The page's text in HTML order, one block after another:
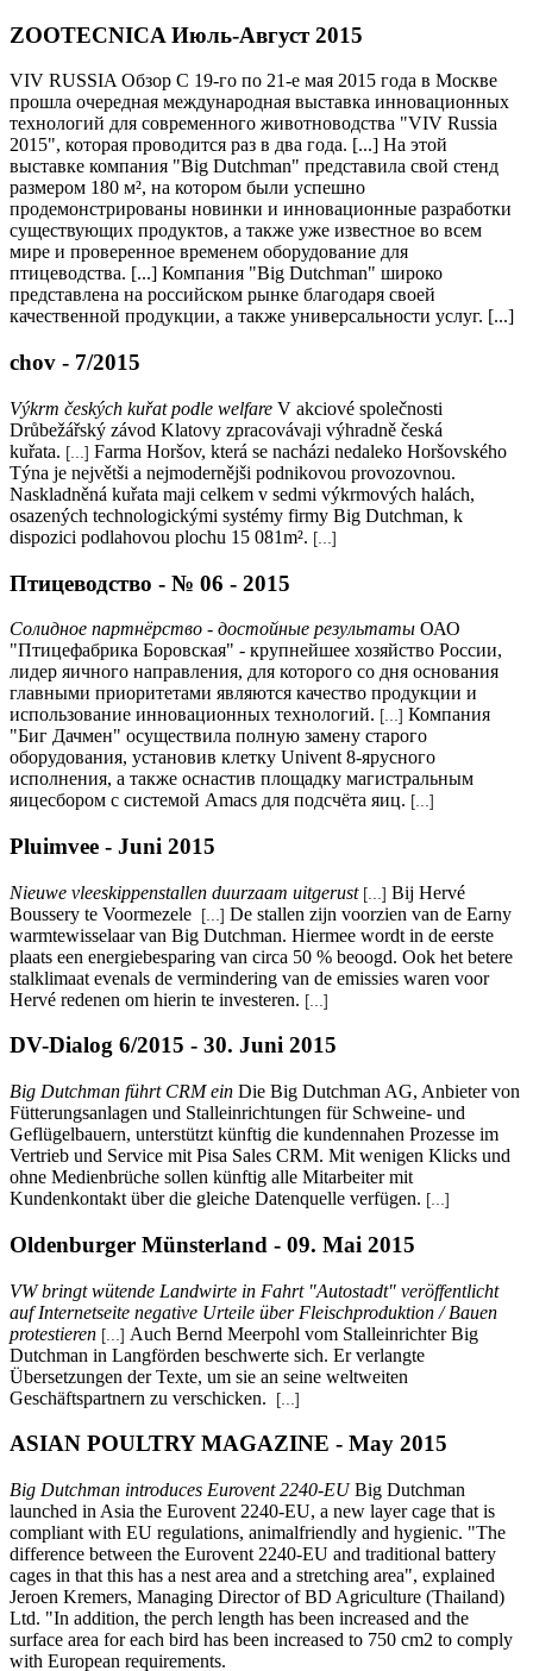
ZOOTECNICA Июль-Август 2015
VIV RUSSIA Обзор С 19-го по 21-е мая 2015 года в Москве
прошла очередная международная выставка инновационных
технологий для современного животноводства "VIV Russia
2015", которая проводится раз в два года. [...] На этой
выставке компания "Big Dutchman" представила свой стенд
размером 180 м², на котором были успешно
продемонстрированы новинки и инновационные разработки
существующих продуктов, а также уже известное во всем
мире и проверенное временем оборудование для
птицеводства. [...] Компания "Big Dutchman" широко
представлена на российском рынке благодаря своей
качественной продукции, а также универсальности услуг. [...]
chov - 7/2015
Výkrm českých kuřat podle welfare V akciové společnosti
Drůbežářský závod Klatovy zpracovávaji výhradně česká
kuřata. [...] Farma Horšov, která se nacházi nedaleko Horšovského
Týna je největši a nejmodernějši podnikovou provozovnou.
Naskladněná kuřata maji celkem v sedmi výkrmových halách,
osazených technologickými systémy firmy Big Dutchman, k
dispozici podlahovou plochu 15 081m². [...]
Птицеводство - № 06 - 2015
Солидное партнёрство - достойные результаты ОАО
"Птицефабрика Боровская" - крупнейшее хозяйство России,
лидер яичного направления, для которого со дня основания
главными приоритетами являются качество продукции и
использование инновационных технологий. [...] Компания
"Биг Дачмен" осуществила полную замену старого
оборудования, установив клетку Univent 8-ярусного
исполнения, а также оснастив площадку магистральным
яицесбором с системой Amacs для подсчёта яиц. [...]
Pluimvee - Juni 2015
Nieuwe vleeskippenstallen duurzaam uitgerust [...] Bij Hervé
Boussery te Voormezele [...] De stallen zijn voorzien van de Earny
warmtewisselaar van Big Dutchman. Hiermee wordt in de eerste
plaats een energiebesparing van circa 50 % beoogd. Ook het betere
stalklimaat evenals de vermindering van de emissies waren voor
Hervé redenen om hierin te investeren. [...]
DV-Dialog 6/2015 - 30. Juni 2015
Big Dutchman führt CRM ein Die Big Dutchman AG, Anbieter von
Fütterungsanlagen und Stalleinrichtungen für Schweine- und
Geflügelbauern, unterstützt künftig die kundennahen Prozesse im
Vertrieb und Service mit Pisa Sales CRM. Mit wenigen Klicks und
ohne Medienbrüche sollen künftig alle Mitarbeiter mit
Kundenkontakt über die gleiche Datenquelle verfügen. [...]
Oldenburger Münsterland - 09. Mai 2015
VW bringt wütende Landwirte in Fahrt "Autostadt" veröffentlicht
auf Internetseite negative Urteile über Fleischproduktion / Bauen
protestieren [...] Auch Bernd Meerpohl vom Stalleinrichter Big
Dutchman in Langförden beschwerte sich. Er verlangte
Übersetzungen der Texte, um sie an seine weltweiten
Geschäftspartnern zu verschicken.
[...]
ASIAN POULTRY MAGAZINE - May 2015
Big Dutchman introduces Eurovent 2240-EUBig Dutchman
launched in Asia the Eurovent 2240-EU, a new layer cage that is
compliant with EU regulations, animalfriendly and hygienic. "The
difference between the Eurovent 2240-EU and traditional battery
cages in that this has a nest area and a stretching area", explained
Jeroen Kremers, Managing Director of BD Agriculture (Thailand)
Ltd. "In addition, the perch length has been increased and the
surface area for each bird has been increased to 750 cm2 to comply
with European requirements.